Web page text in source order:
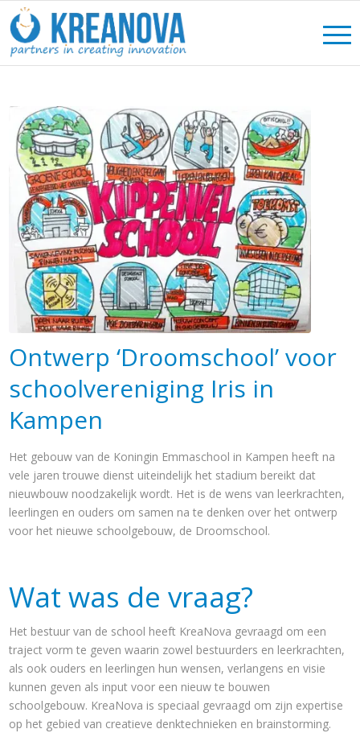
Ontwerp ‘Droomschool’ voor
schoolvereniging Iris in
Kampen
Het gebouw van de Koningin Emmaschool in Kampen heeft na
vele jaren trouwe dienst uiteindelijk het stadium bereikt dat
nieuwbouw noodzakelijk wordt. Het is de wens van leerkrachten,
leerlingen en ouders om samen na te denken over het ontwerp
voor het nieuwe schoolgebouw, de Droomschool.
Wat was de vraag?
Het bestuur van de school heeft KreaNova gevraagd om een
traject vorm te geven waarin zowel bestuurders en leerkrachten,
als ook ouders en leerlingen hun wensen, verlangens en visie
kunnen geven als input voor een nieuw te bouwen
schoolgebouw. KreaNova is speciaal gevraagd om zijn expertise
op het gebied van creatieve denktechnieken en brainstorming.